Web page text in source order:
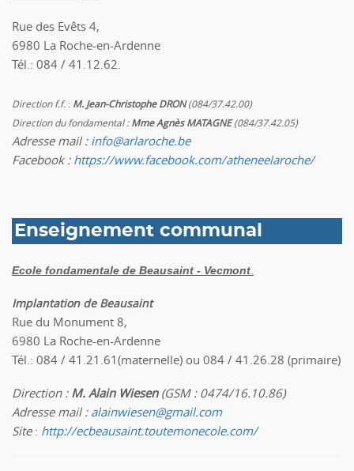
Rue des Evêts 4,
6980 La Roche-en-Ardenne
Tél.: 084 / 41.12.62.
Direction f.f. : M. Jean-Christophe DRON(084/37.42.00)
Direction du fondamental :Mme Agnès MATAGNE (084/37.42.05)
Adresse mail : info@arlaroche.be
Facebook : https://www.facebook.com/atheneelaroche/
Enseignement communal
Ecole fondamentale de Beausaint - Vecmont.
Implantation de Beausaint
Rue du Monument 8,
6980 La Roche-en-Ardenne
Tél.: 084 / 41.21.61(maternelle) ou 084 / 41.26.28 (primaire)
Direction : M. Alain Wiesen(GSM : 0474/16.10.86)
Adresse mail : alainwiesen@gmail.com
Site: http://ecbeausaint.toutemonecole.com/